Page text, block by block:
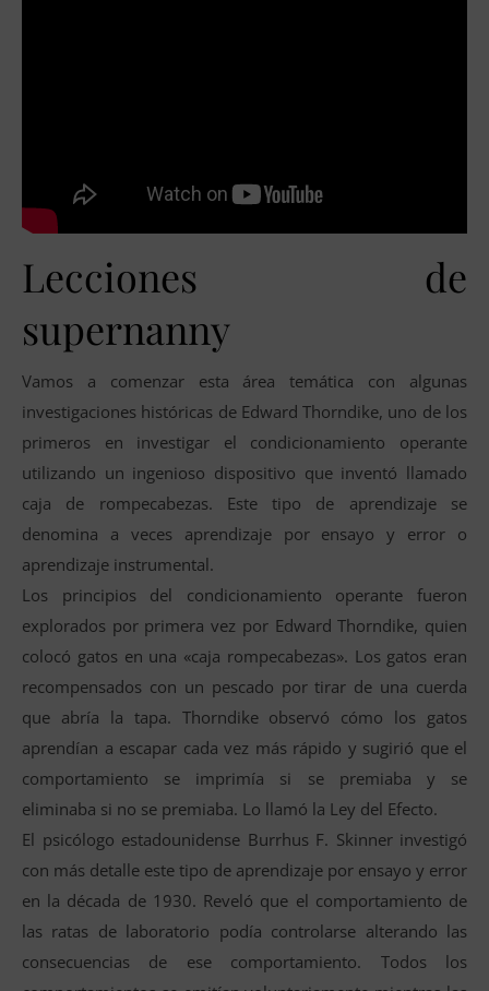
Lecciones de
supernanny
Vamos a comenzar esta área temática con algunas
investigaciones históricas de Edward Thorndike, uno de los
primeros en investigar el condicionamiento operante
utilizando un ingenioso dispositivo que inventó llamado
caja de rompecabezas. Este tipo de aprendizaje se
denomina a veces aprendizaje por ensayo y error o
aprendizaje instrumental.
Los principios del condicionamiento operante fueron
explorados por primera vez por Edward Thorndike, quien
colocó gatos en una «caja rompecabezas». Los gatos eran
recompensados con un pescado por tirar de una cuerda
que abría la tapa. Thorndike observó cómo los gatos
aprendían a escapar cada vez más rápido y sugirió que el
comportamiento se imprimía si se premiaba y se
eliminaba si no se premiaba. Lo llamó la Ley del Efecto.
El psicólogo estadounidense Burrhus F. Skinner investigó
con más detalle este tipo de aprendizaje por ensayo y error
en la década de 1930. Reveló que el comportamiento de
las ratas de laboratorio podía controlarse alterando las
consecuencias de ese comportamiento. Todos los